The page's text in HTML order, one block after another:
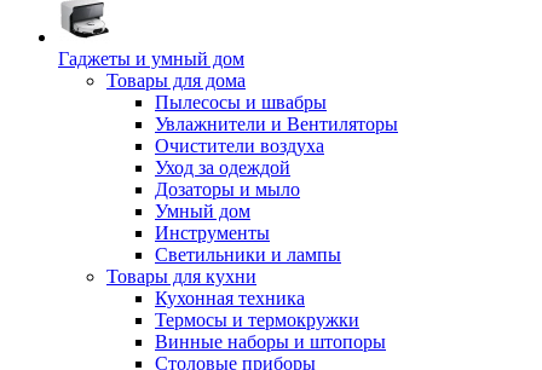
Гаджеты и умный дом
Товары для дома
Пылесосы и швабры
Увлажнители и Вентиляторы
Очистители воздуха
Уход за одеждой
Дозаторы и мыло
Умный дом
Инструменты
Светильники и лампы
Товары для кухни
Кухонная техника
Термосы и термокружки
Винные наборы и штопоры
Столовые приборы